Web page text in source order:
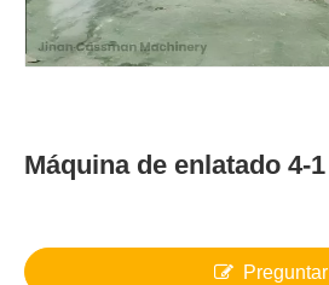
Máquina de enlatado 4-1
Preguntar